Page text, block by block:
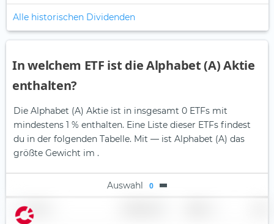
Alle historischen Dividenden
In welchem ETF ist die Alphabet (A) Aktie
enthalten?
Die Alphabet (A) Aktie ist in insgesamt 0 ETFs mit
mindestens 1 % enthalten. Eine Liste dieser ETFs findest
du in der folgenden Tabelle. Mit — ist Alphabet (A) das
größte Gewicht im .
Auswahl 0
Name